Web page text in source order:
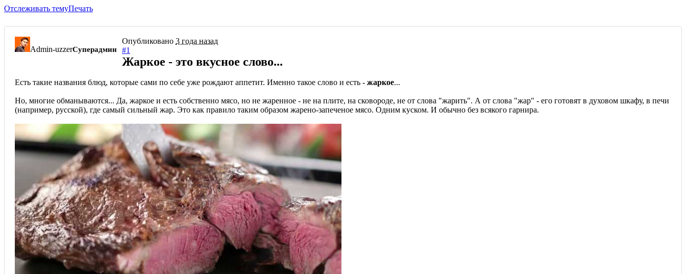
Отслеживать темуПечать
Admin-uzzerСуперадмин
Опубликовано 3 года назад
#1
Жаркое - это вкусное слово...
Есть такие названия блюд, которые сами по себе уже рождают аппетит. Именно такое слово и есть - жаркое...
Но, многие обманываются... Да, жаркое и есть собственно мясо, но не жаренное - не на плите, на сковороде, не от слова "жарить". А от слова "жар" - его готовят в духовом шкафу, в печи
(например, русской), где самый сильный жар. Это как правило таким образом жарено-запеченое мясо. Одним куском. И обычно без всякого гарнира.